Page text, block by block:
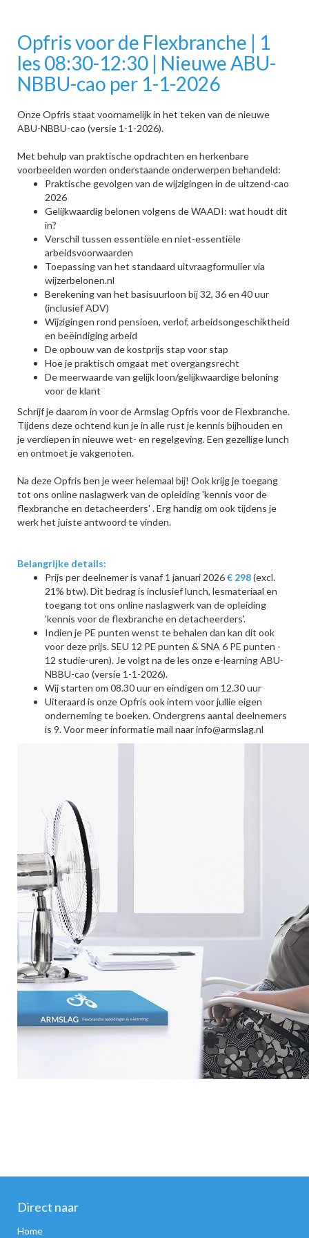
Opfris voor de Flexbranche | 1
les 08:30-12:30 | Nieuwe ABU-
NBBU-cao per 1-1-2026
Onze Opfris staat voornamelijk in het teken van de nieuwe
ABU-NBBU-cao (versie 1-1-2026).
Met behulp van praktische opdrachten en herkenbare
voorbeelden worden onderstaande onderwerpen behandeld:
Praktische gevolgen van de wijzigingen in de uitzend-cao
2026
Gelijkwaardig belonen volgens de WAADI: wat houdt dit
in?
Verschil tussen essentiële en niet-essentiële
arbeidsvoorwaarden
Toepassing van het standaard uitvraagformulier via
wijzerbelonen.nl
Berekening van het basisuurloon bij 32, 36 en 40 uur
(inclusief ADV)
Wijzigingen rond pensioen, verlof, arbeidsongeschiktheid
en beëindiging arbeid
De opbouw van de kostprijs stap voor stap
Hoe je praktisch omgaat met overgangsrecht
De meerwaarde van gelijk loon/gelijkwaardige beloning
voor de klant
Schrijf je daarom in voor de Armslag Opfris voor de Flexbranche.
Tijdens deze ochtend kun je in alle rust je kennis bijhouden en
je verdiepen in nieuwe wet- en regelgeving. Een gezellige lunch
en ontmoet je vakgenoten.
Na deze Opfris ben je weer helemaal bij! Ook krijg je toegang
tot ons online naslagwerk van de opleiding 'kennis voor de
flexbranche en detacheerders' . Erg handig om ook tijdens je
werk het juiste antwoord te vinden.
Belangrijke details:
Prijs per deelnemer is vanaf 1 januari 2026€ 298(excl.
21% btw). Dit bedrag is inclusief lunch, lesmateriaal en
toegang tot ons online naslagwerk van de opleiding
'kennis voor de flexbranche en detacheerders'.
Indien je PE punten wenst te behalen dan kan dit ook
voor deze prijs. SEU 12 PE punten & SNA 6 PE punten -
12 studie-uren). Je volgt na de les onze e-learning ABU-
NBBU-cao (versie 1-1-2026).
Wij starten om 08.30 uur en eindigen om 12.30 uur
Uiteraard is onze Opfris ook intern voor jullie eigen
onderneming te boeken. Ondergrens aantal deelnemers
is 9. Voor meer informatie mail naar info@armslag.nl
Direct naar
Home